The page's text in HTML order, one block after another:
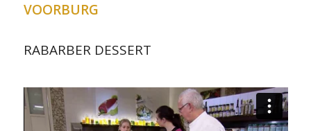
VOORBURG
RABARBER DESSERT